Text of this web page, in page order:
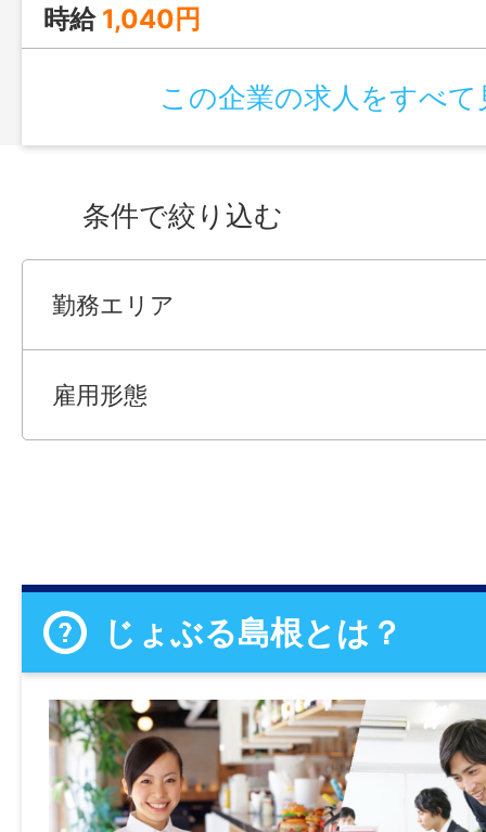
時給 1,040円
この企業の求人をすべて
条件で絞り込む
勤務エリア
雇用形態
じょぶる島根とは？